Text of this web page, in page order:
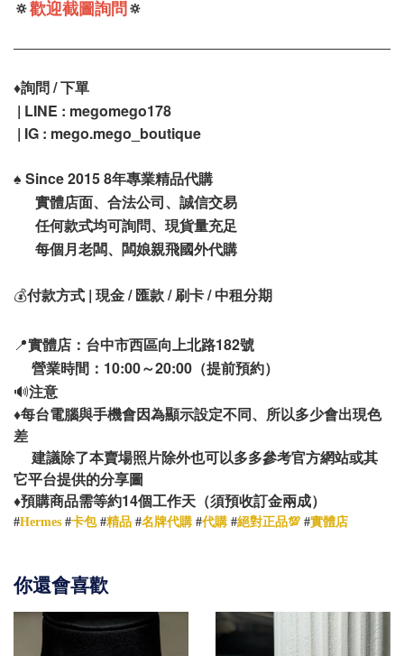
🔅歡迎截圖詢問🔅
♦️詢問 / 下單
| LINE : megomego178
| IG : mego.mego_boutique
♠️ Since 2015 8年專業精品代購
實體店面、合法公司、誠信交易
任何款式均可詢問、現貨量充足
每個月老闆、闆娘親飛國外代購
💰付款方式 | 現金 / 匯款 / 刷卡 / 中租分期
📍實體店：台中市西區向上北路182號
營業時間：10:00～20:00（提前預約）
🔊注意
♦️每台電腦與手機會因為顯示設定不同、所以多少會出現色
差
建議除了本賣場照片除外也可以多多參考官方網站或其
它平台提供的分享圖
♦️預購商品需等約14個工作天（須預收訂金兩成）
#Hermes #卡包#精品 #名牌代購 #代購 #絕對正品💯 #實體店
你還會喜歡